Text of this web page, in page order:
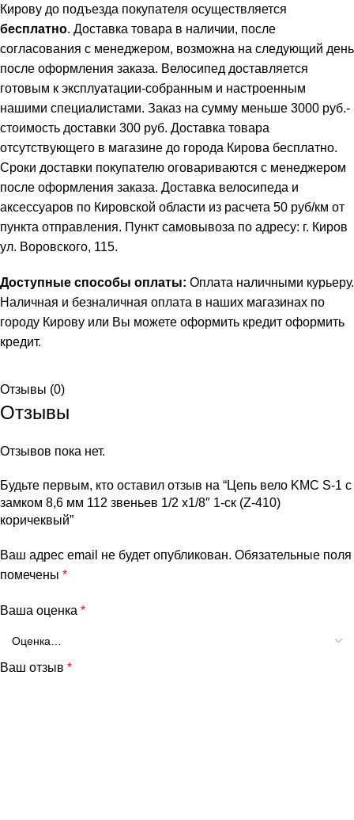
Кирову до подъезда покупателя осуществляется
бесплатно. Доставка товара в наличии, после
согласования с менеджером, возможна на следующий день
после оформления заказа. Велосипед доставляется
готовым к эксплуатации-собранным и настроенным
нашими специалистами. Заказ на сумму меньше 3000 руб.-
стоимость доставки 300 руб. Доставка товара
отсутствующего в магазине до города Кирова бесплатно.
Сроки доставки покупателю оговариваются с менеджером
после оформления заказа. Доставка велосипеда и
аксессуаров по Кировской области из расчета 50 руб/км от
пункта отправления. Пункт самовывоза по адресу: г. Киров
ул. Воровского, 115.
Доступные способы оплаты: Оплата наличными курьеру.
Наличная и безналичная оплата в наших магазинах по
городу Кирову или Вы можете оформить кредит оформить
кредит.
Отзывы (0)
Отзывы
Отзывов пока нет.
Будьте первым, кто оставил отзыв на “Цепь вело KMC S-1 с
замком 8,6 мм 112 звеньев 1/2 х1/8″ 1-ск (Z-410)
коричеквый”
Ваш адрес email не будет опубликован. Обязательные поля
помечены *
Ваша оценка *
Ваш отзыв *